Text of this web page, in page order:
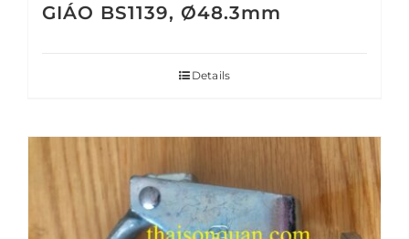
GIÁO BS1139, Ø48.3mm
Details